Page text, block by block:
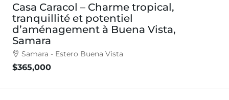
Casa Caracol – Charme tropical,
tranquillité et potentiel
d’aménagement à Buena Vista,
Samara
Samara - Estero Buena Vista
$365,000